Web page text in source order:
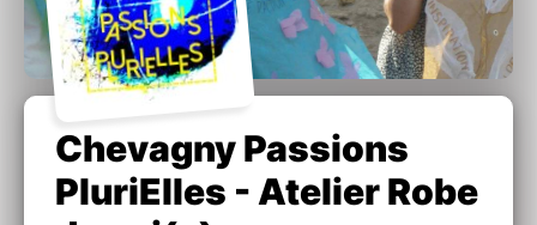
Chevagny Passions
PluriElles - Atelier Robe